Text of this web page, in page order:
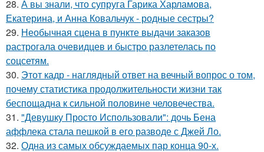
28. А вы знали, что супруга Гарика Харламова,
Екатерина, и Анна Ковальчук - родные сестры?
29. Необычная сцена в пункте выдачи заказов
растрогала очевидцев и быстро разлетелась по
соцсетям.
30. Этот кадр - наглядный ответ на вечный вопрос о том,
почему статистика продолжительности жизни так
беспощадна к сильной половине человечества.
31. "Девушку Просто Использовали": дочь Бена
аффлека стала пешкой в его разводе с Джей Ло.
32. Одна из самых обсуждаемых пар конца 90-х.